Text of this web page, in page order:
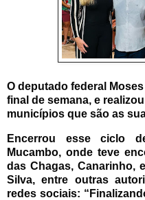
O deputado federal
final de semana, e
municípios que são as
Encerrou esse ciclo
Mucambo, onde teve
das Chagas, Canarinho,
Silva, entre outras
redes sociais: